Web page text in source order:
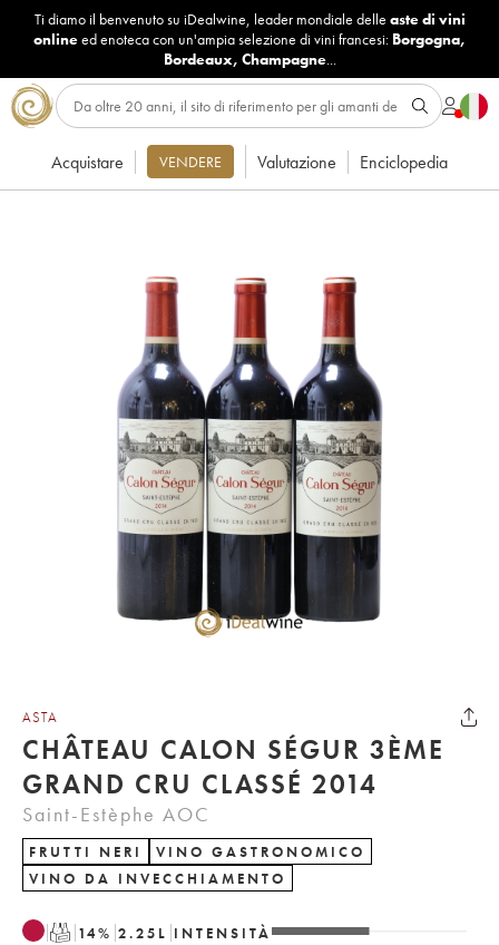
Ti diamo il benvenuto su iDealwine, leader mondiale delle aste di vini
onlineed enoteca con un'ampia selezione di vini francesi: Borgogna,
Bordeaux, Champagne...
Acquistare VENDERE Valutazione Enciclopedia
ASTA
CHÂTEAU CALON SÉGUR 3ÈME
GRAND CRU CLASSÉ 2014
Saint-Estèphe AOC
FRUTTI NERI
VINO GASTRONOMICO
VINO DA INVECCHIAMENTO
T 14% 2.25 L INTENSITÀ